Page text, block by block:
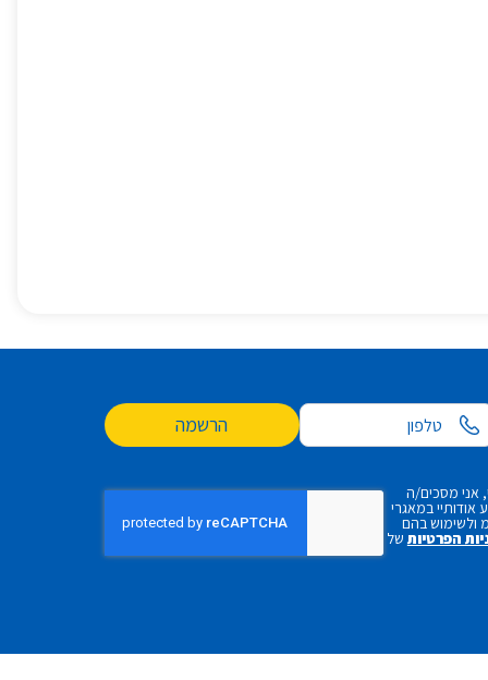
הרשמה
אני מסכים/ה
במאגרי
ולשימוש בהם
הפרטיות של